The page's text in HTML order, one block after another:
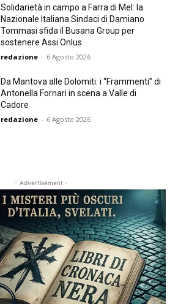
Solidarietà in campo a Farra di Mel: la
Nazionale Italiana Sindaci di Damiano
Tommasi sfida il Busana Group per
sostenere Assi Onlus
redazione - 6 Agosto 2026
Da Mantova alle Dolomiti: i “Frammenti” di
Antonella Fornari in scena a Valle di
Cadore
redazione - 6 Agosto 2026
- Advertisement -